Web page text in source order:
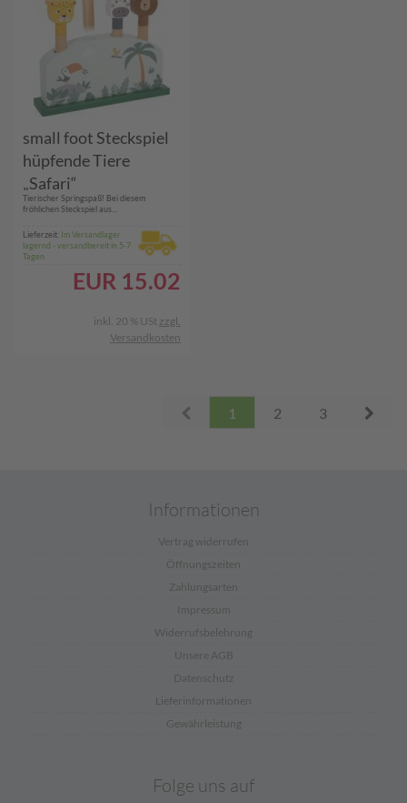
small foot Steckspiel
hüpfende Tiere
„Safari“
Tierischer Springspaß! Bei diesem
fröhlichen Steckspiel aus...
Lieferzeit: Im Versandlager
lagernd - versandbereit in 5-7
Tagen
EUR 15.02
inkl. 20 % USt zzgl.
Versandkosten
1 2 3
Informationen
Vertrag widerrufen
Öffnungszeiten
Zahlungsarten
Impressum
Widerrufsbelehrung
Unsere AGB
Datenschutz
Lieferinformationen
Gewährleistung
Folge uns auf